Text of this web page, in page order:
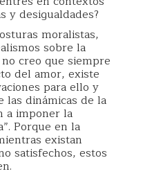
y desigualdades?
moralistas,
sobre la
creo que siempre
del amor, existe
para ello y
las dinámicas de la
a imponer la
Porque en la
existan
satisfechos, estos